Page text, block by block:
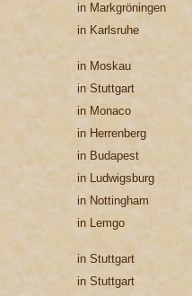
in Markgröningen
in Karlsruhe
in Moskau
in Stuttgart
in Monaco
in Herrenberg
in Budapest
in Ludwigsburg
in Nottingham
in Lemgo
in Stuttgart
in Stuttgart